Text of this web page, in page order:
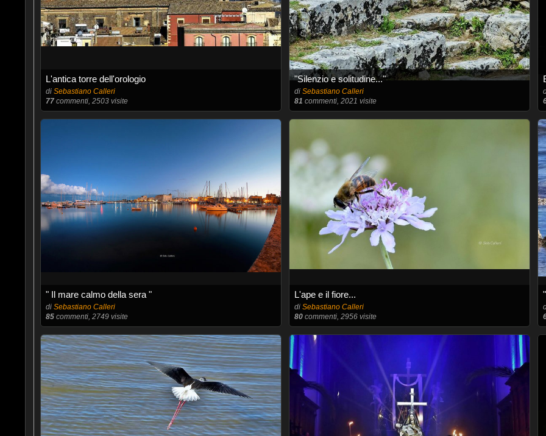
L'antica torre dell'orologio
di Sebastiano Calleri
77commenti, 2503 visite
"Silenzio e solitudine..."
di Sebastiano Calleri
81 commenti, 2021 visite
" Il mare calmo della sera "
di Sebastiano Calleri
85commenti, 2749 visite
L'ape e il fiore...
di Sebastiano Calleri
80commenti, 2956 visite